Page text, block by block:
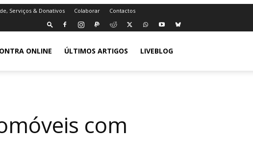
Serviços & Donativos Colaborar Contactos
ONLINE ÚLTIMOS ARTIGOS LIVEBLOG
com